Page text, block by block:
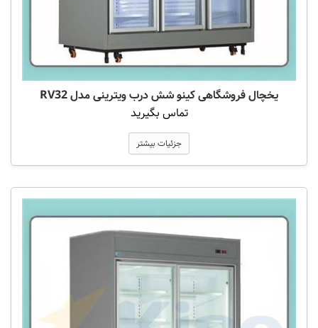
یخچال فروشگاهی کینو شش درب ویترینی مدل RV32
تماس بگیرید
جزئیات بیشتر